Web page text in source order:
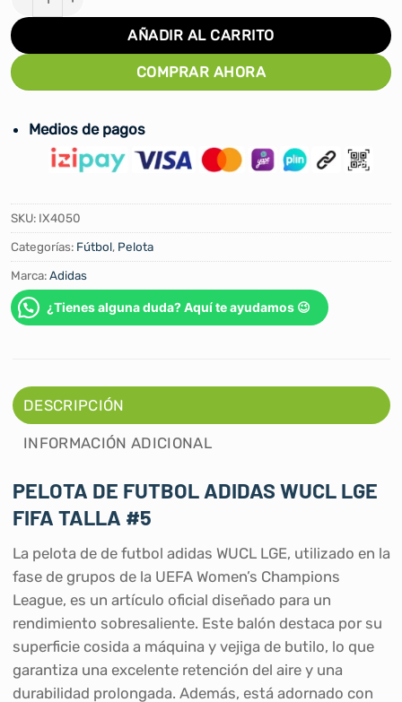
AÑADIR AL CARRITO
COMPRAR AHORA
Medios de pagos
SKU: IX4050
Categorías: Fútbol, Pelota
Marca:Adidas
¿Tienes alguna duda? Aquí te ayudamos 😉
DESCRIPCIÓN
INFORMACIÓN ADICIONAL
PELOTA DE FUTBOL ADIDAS WUCL LGE
FIFA TALLA #5
La pelota de de futbol adidas WUCL LGE, utilizado en la
fase de grupos de la UEFA Women’s Champions
League, es un artículo oficial diseñado para un
rendimiento sobresaliente. Este balón destaca por su
superficie cosida a máquina y vejiga de butilo, lo que
garantiza una excelente retención del aire y una
durabilidad prolongada. Además, está adornado con